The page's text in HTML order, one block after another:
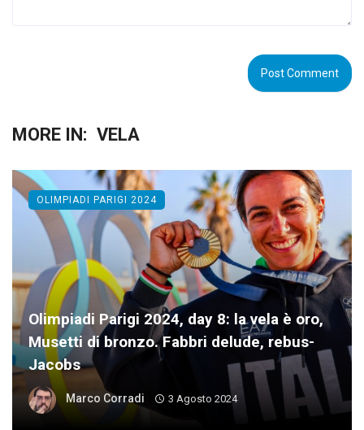
MORE IN: VELA
Olimpiadi Parigi 2024, day 8: la vela è oro,
Musetti di bronzo. Fabbri delude, rebus-
Jacobs
Marco Corradi 3 Agosto 2024
OLIMPIADI PARIGI 2024